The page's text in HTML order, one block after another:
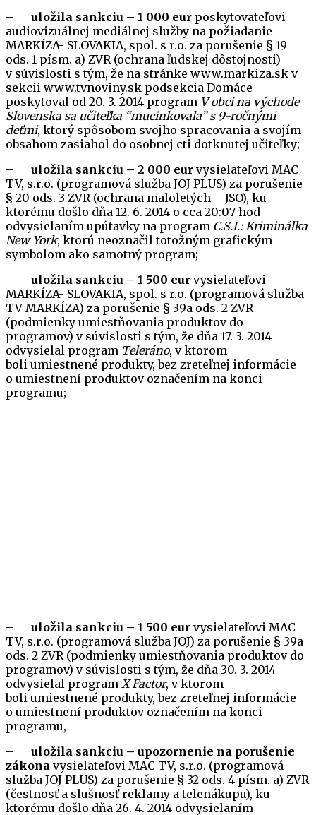
– uložila sankciu – 1 000 eur poskytovateľovi
audiovizuálnej mediálnej služby na požiadanie
MARKÍZA- SLOVAKIA, spol. s r.o. za porušenie § 19
ods. 1 písm. a) ZVR (ochrana ľudskej dôstojnosti)
v súvislosti s tým, že na stránke www.markiza.sk v
sekcii www.tvnoviny.sk podsekcia Domáce
poskytoval od 20. 3. 2014 program V obci na východe
Slovenska sa učiteľka “mucinkovala” s 9-ročnými
deťmi, ktorý spôsobom svojho spracovania a svojím
obsahom zasiahol do osobnej cti dotknutej učiteľky;
– uložila sankciu – 2 000 eur vysielateľovi MAC
TV, s.r.o. (programová služba JOJ PLUS) za porušenie
§ 20 ods. 3 ZVR (ochrana maloletých – JSO), ku
ktorému došlo dňa 12. 6. 2014 o cca 20:07 hod
odvysielaním upútavky na program C.S.I.: Kriminálka
New York, ktorú neoznačil totožným grafickým
symbolom ako samotný program;
– uložila sankciu – 1 500 eur vysielateľovi
MARKÍZA- SLOVAKIA, spol. s r.o. (programová služba
TV MARKÍZA) za porušenie § 39a ods. 2 ZVR
(podmienky umiestňovania produktov do
programov) v súvislosti s tým, že dňa 17. 3. 2014
odvysielal program Teleráno, v ktorom
boli umiestnené produkty, bez zreteľnej informácie
o umiestnení produktov označením na konci
programu;
– uložila sankciu – 1 500 eur vysielateľovi MAC
TV, s.r.o. (programová služba JOJ) za porušenie § 39a
ods. 2 ZVR (podmienky umiestňovania produktov do
programov) v súvislosti s tým, že dňa 30. 3. 2014
odvysielal program X Factor, v ktorom
boli umiestnené produkty, bez zreteľnej informácie
o umiestnení produktov označením na konci
programu,
– uložila sankciu – upozornenie na porušenie
zákona vysielateľovi MAC TV, s.r.o. (programová
služba JOJ PLUS) za porušenie § 32 ods. 4 písm. a) ZVR
(čestnosť a slušnosť reklamy a telenákupu), ku
ktorému došlo dňa 26. 4. 2014 odvysielaním